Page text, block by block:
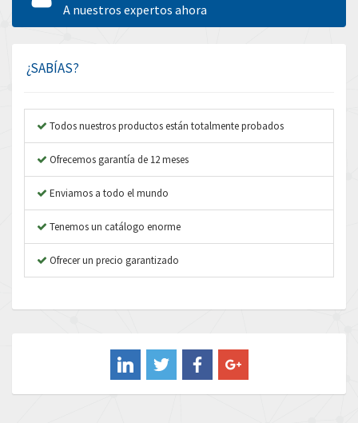
Amperite
Amplicon Liveline
Apex Dynamics
Asco Numatics
Atos
3,816
Aventics
B&R
Barber Colman
A nuestros expertos ahora
¿SABÍAS?
Todos nuestros productos están totalmente probados
Ofrecemos garantía de 12 meses
Enviamos a todo el mundo
Tenemos un catálogo enorme
Ofrecer un precio garantizado